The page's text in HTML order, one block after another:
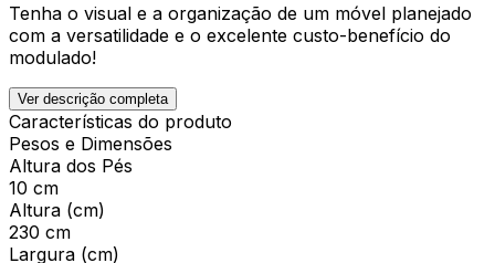
Tenha o visual e a organização de um móvel planejado
com a versatilidade e o excelente custo-benefício do
modulado!
Ver descrição completa
Características do produto
Pesos e Dimensões
Altura dos Pés
10 cm
Altura (cm)
230 cm
Largura (cm)